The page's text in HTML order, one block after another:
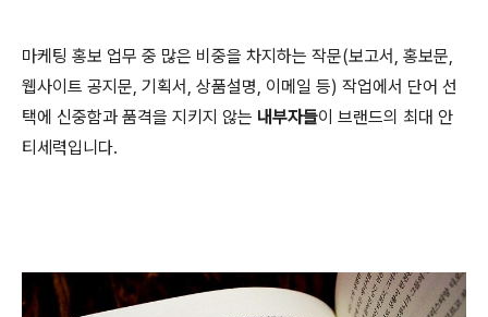
마케팅 홍보 업무 중 많은 비중을 차지하는 작문(보고서, 홍보문,
웹사이트 공지문, 기획서, 상품설명, 이메일 등) 작업에서 단어 선
택에 신중함과 품격을 지키지 않는 내부자들이 브랜드의 최대 안
티세력입니다.